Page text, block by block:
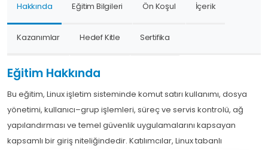
Hakkında Eğitim Bilgileri Ön Koşul İçerik
Kazanımlar Hedef Kitle Sertifika
Eğitim Hakkında
Bu eğitim, Linux işletim sisteminde komut satırı kullanımı, dosya
yönetimi, kullanıcı–grup işlemleri, süreç ve servis kontrolü, ağ
yapılandırması ve temel güvenlik uygulamalarını kapsayan
kapsamlı bir giriş niteliğindedir. Katılımcılar, Linux tabanlı